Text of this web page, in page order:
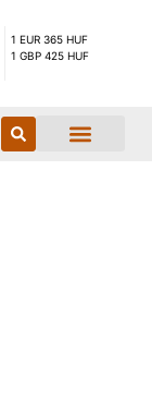
1 EUR 365 HUF
1 GBP 425 HUF